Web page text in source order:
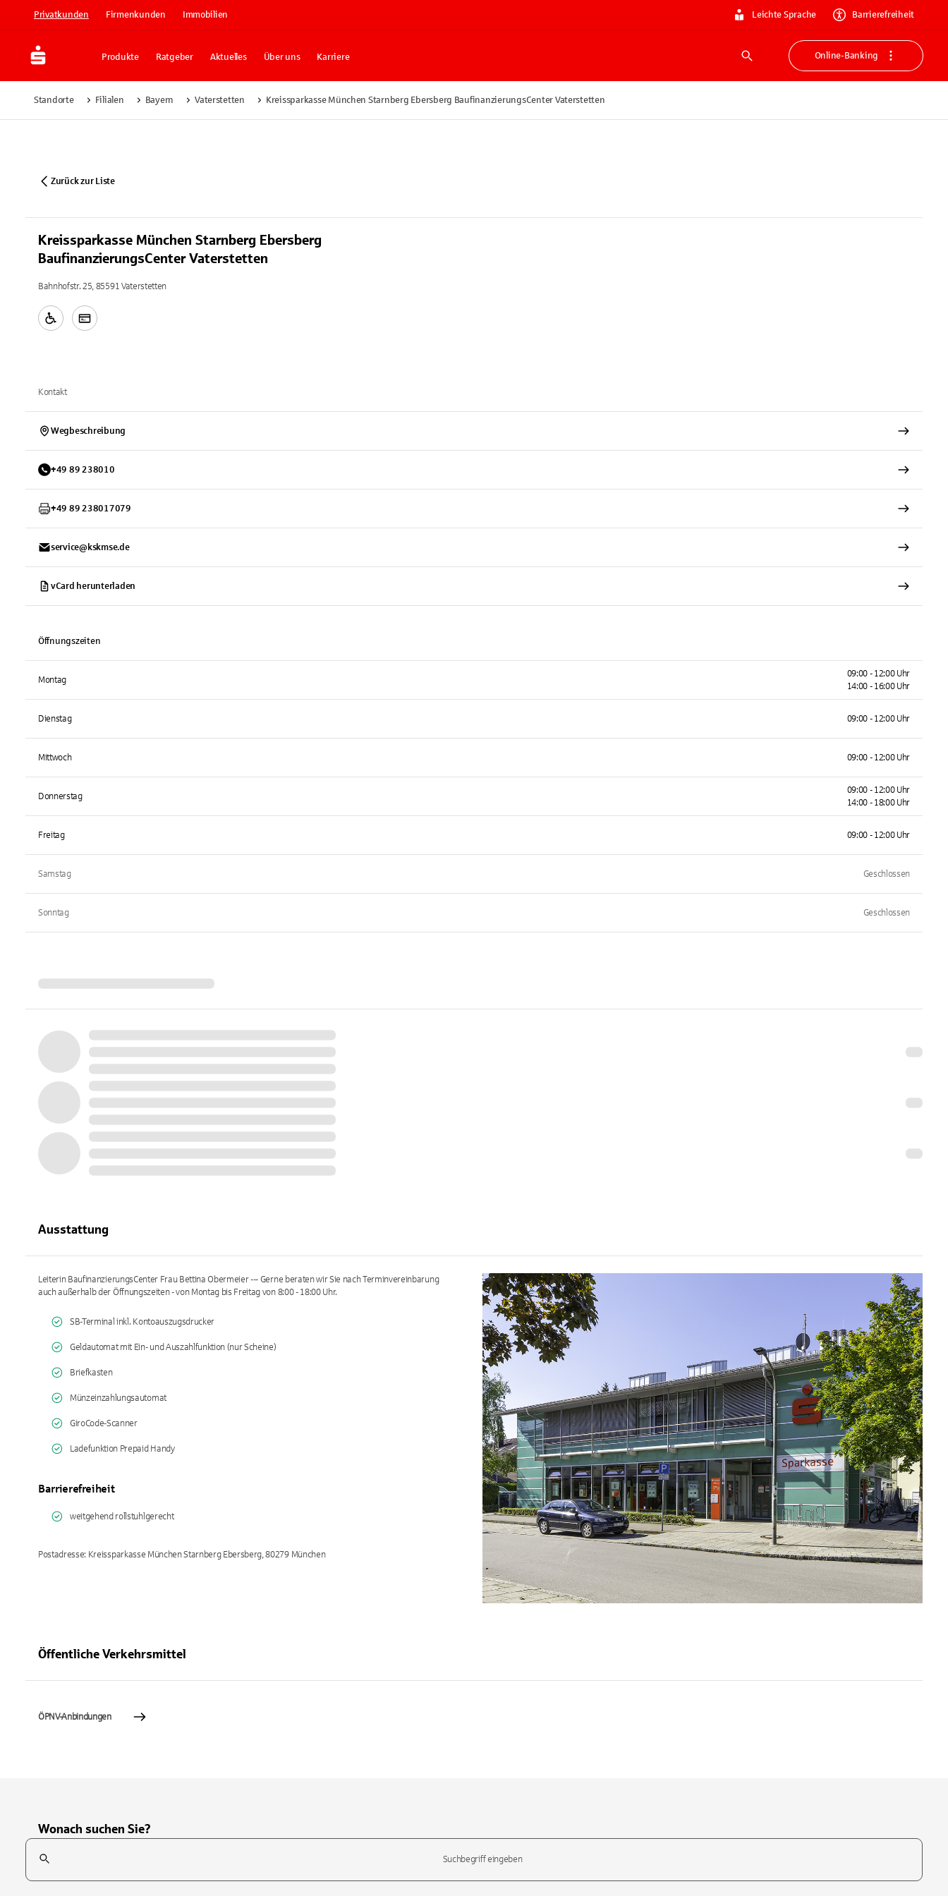
Privatkunden Firmenkunden Immobilien Leichte Sprache Barrierefreiheit
Produkte Ratgeber Aktuelles Über uns Karriere
Suche
Online-Banking
Standorte Filialen Bayern Vaterstetten Kreissparkasse München Starnberg Ebersberg BaufinanzierungsCenter Vaterstetten
Zurück zur Liste
Kreissparkasse München Starnberg Ebersberg
BaufinanzierungsCenter Vaterstetten
Bahnhofstr. 25, 85591 Vaterstetten
Kontakt
Wegbeschreibung
+49 89 238010
+49 89 238017079
service@kskmse.de
vCard herunterladen
Öffnungszeiten
Montag
09:00 - 12:00 Uhr
14:00 - 16:00 Uhr
Dienstag 09:00 - 12:00 Uhr
Mittwoch 09:00 - 12:00 Uhr
Donnerstag
09:00 - 12:00 Uhr
14:00 - 18:00 Uhr
Freitag 09:00 - 12:00 Uhr
Samstag Geschlossen
Sonntag Geschlossen
Ausstattung
Leiterin BaufinanzierungsCenter Frau Bettina Obermeier --- Gerne beraten wir Sie nach Terminvereinbarung
auch außerhalb der Öffnungszeiten - von Montag bis Freitag von 8:00 - 18:00 Uhr.
SB-Terminal inkl. Kontoauszugsdrucker
Geldautomat mit Ein- und Auszahlfunktion (nur Scheine)
Briefkasten
Münzeinzahlungsautomat
GiroCode-Scanner
Ladefunktion Prepaid Handy
Barrierefreiheit
weitgehend rollstuhlgerecht
Postadresse: Kreissparkasse München Starnberg Ebersberg, 80279 München
Öffentliche Verkehrsmittel
ÖPNV-Anbindungen
Wonach suchen Sie?
Suchfeld